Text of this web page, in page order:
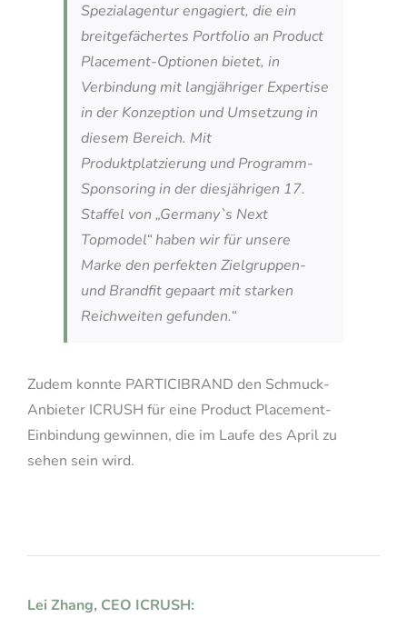
Spezialagentur engagiert, die ein
breitgefächertes Portfolio an Product
Placement-Optionen bietet, in
Verbindung mit langjähriger Expertise
in der Konzeption und Umsetzung in
diesem Bereich. Mit
Produktplatzierung und Programm-
Sponsoring in der diesjährigen 17.
Staffel von „Germany`s Next
Topmodel“ haben wir für unsere
Marke den perfekten Zielgruppen-
und Brandfit gepaart mit starken
Reichweiten gefunden.“
Zudem konnte PARTICIBRAND den Schmuck-
Anbieter ICRUSH für eine Product Placement-
Einbindung gewinnen, die im Laufe des April zu
sehen sein wird.
Lei Zhang, CEO ICRUSH: